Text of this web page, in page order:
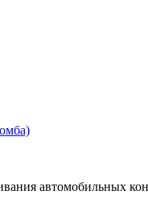
автомобильных